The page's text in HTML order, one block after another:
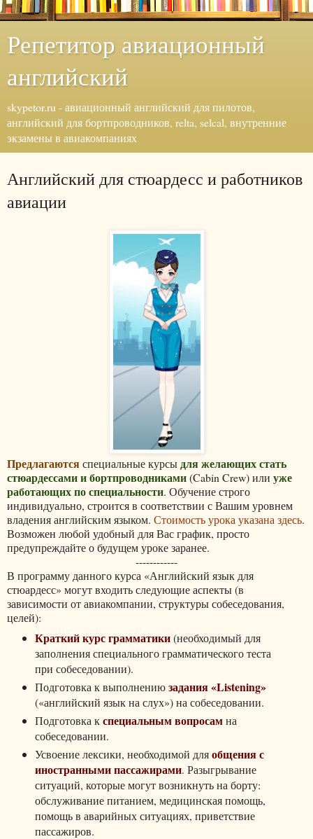
Репетитор авиационный
английский
skypetor.ru - авиационный английский для пилотов,
английский для бортпроводников, relta, selcal, внутренние
экзамены в авиакомпаниях
Английский для стюардесс и работников
авиации
Предлагаютсяспециальные курсыдля желающих стать
стюардессами и бортпроводниками(Cabin Crew) или уже
работающих по специальности. Обучение строго
индивидуально, строится в соответствии с Вашим уровнем
владения английским языком. Стоимость урока указана здесь.
Возможен любой удобный для Вас график, просто
предупреждайте о будущем уроке заранее.
------------
В программу данного курса «Английский язык для
стюардесс» могут входить следующие аспекты (в
зависимости от авиакомпании, структуры собеседования,
целей):
Краткий курс грамматики(необходимый для
заполнения специального грамматического теста
при собеседовании).
Подготовка к выполнениюзадания «Listening»
(«английский язык на слух») на собеседовании.
Подготовка кспециальным вопросамна
собеседовании.
Усвоение лексики, необходимой дляобщения с
иностранными пассажирами. Разыгрывание
ситуаций, которые могут возникнуть на борту:
обслуживание питанием, медицинская помощь,
помощь в аварийных ситуациях, приветствие
пассажиров.